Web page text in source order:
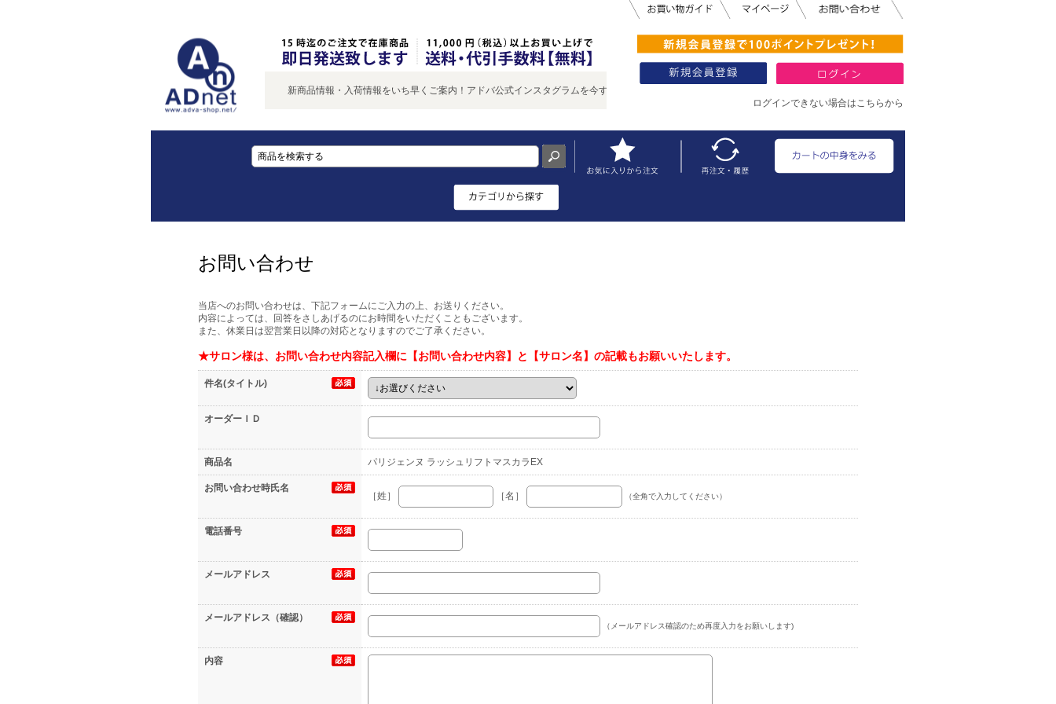
新商品情報・入荷情報をいち早くご案内！アドバ公式インスタグラムを今すぐチェック♪
ログインできない場合はこちらから
お問い合わせ
当店へのお問い合わせは、下記フォームにご入力の上、お送りください。
内容によっては、回答をさしあげるのにお時間をいただくこともございます。
また、休業日は翌営業日以降の対応となりますのでご了承ください。
★サロン様は、お問い合わせ内容記入欄に【お問い合わせ内容】と【サロン名】の記載もお願いいたします。
件名(タイトル)
オーダーＩＤ
商品名 パリジェンヌ ラッシュリフトマスカラEX
お問い合わせ時氏名
［姓］ ［名］ （全角で入力してください）
電話番号
メールアドレス
メールアドレス（確認）
（メールアドレス確認のため再度入力をお願いします)
内容